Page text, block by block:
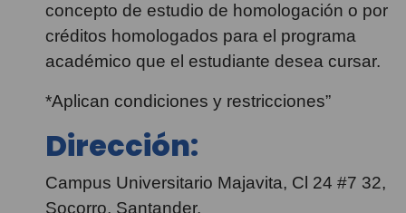
concepto de estudio de homologación o por
créditos homologados para el programa
académico que el estudiante desea cursar.
*Aplican condiciones y restricciones”
Dirección:
Campus Universitario Majavita, Cl 24 #7 32,
Socorro, Santander.